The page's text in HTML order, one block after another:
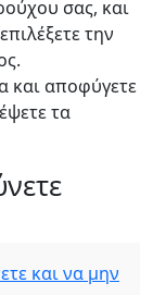
σας, και
την
και αποφύγετε
τα
και να μην